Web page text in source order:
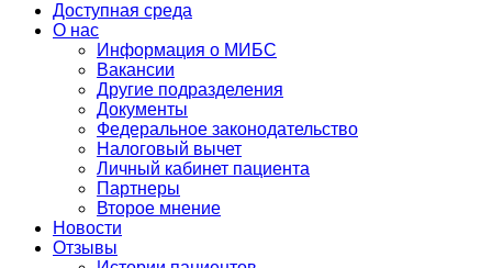
Доступная среда
О нас
Информация о МИБС
Вакансии
Другие подразделения
Документы
Федеральное законодательство
Налоговый вычет
Личный кабинет пациента
Партнеры
Второе мнение
Новости
Отзывы